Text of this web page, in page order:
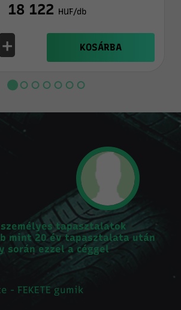
18 122 HUF/db
+ KOSÁRBA
tapasztalatok
mint 20 év tapasztalata után
során ezzel a céggel
- FEKETE gumik